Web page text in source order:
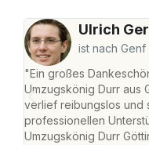
Ulrich
ist nach
"Ein großes
Umzugskönig Durr aus
verlief reibungslos und
professionellen
Umzugskönig Durr